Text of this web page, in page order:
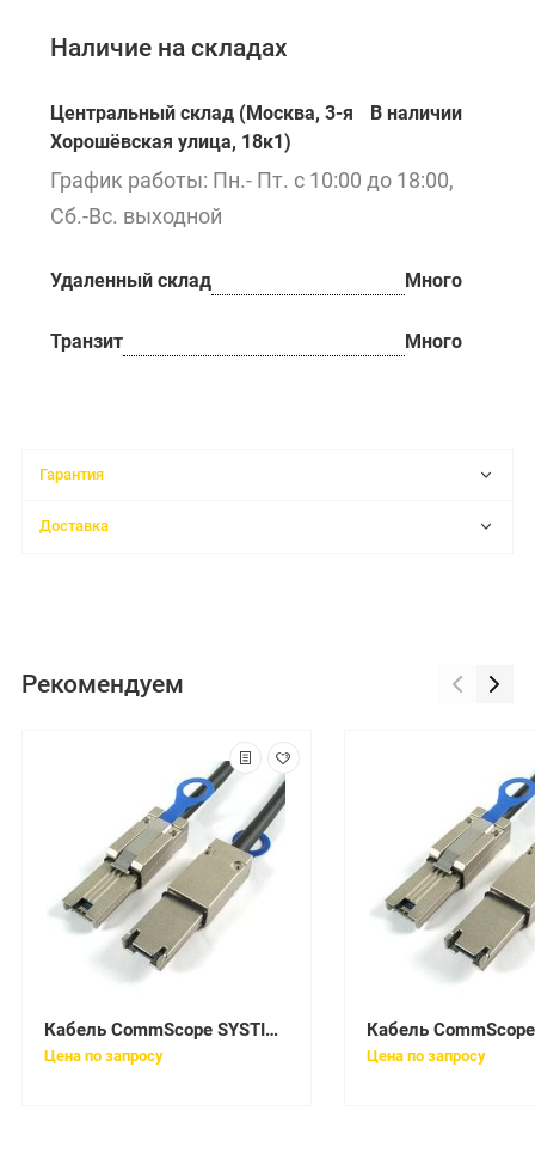
Наличие на складах
Центральный склад (Москва, 3-я
Хорошёвская улица, 18к1)
В наличии
График работы: Пн.- Пт. с 10:00 до 18:00,
Сб.-Вс. выходной
Удаленный склад Много
Транзит Много
Гарантия
Доставка
Рекомендуем
Кабель CommScope SYSTIMAX FJZMPMPAD-MBF025
Цена по запросу Цена по запросу